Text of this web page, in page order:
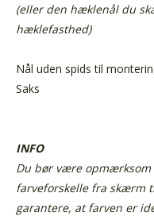
(eller den hæklenål du
hæklefasthed)
Nål uden spids til
Saks
INFO
Du bør være
farveforskelle fra skærm
garantere, at farven er